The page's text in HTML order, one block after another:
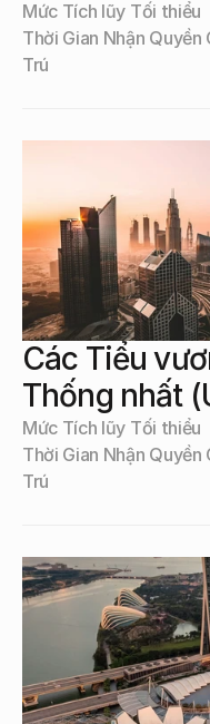
Mức Tích lũy Tối thiểu
Thời Gian Nhận Quyền
Trú
Mức Tích lũy Tối thiểu
Thời Gian Nhận Quyền
Trú
Các Tiểu
Thống nhất